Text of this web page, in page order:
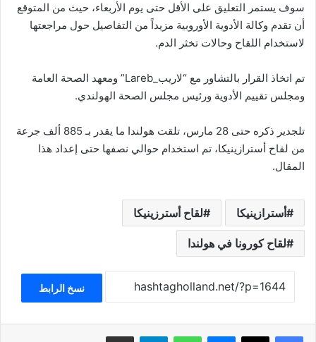
سوف يستمر التعليق على الأقل حتى يوم الأربعاء، حيث من المتوقع
أن تقدم وكالة الأدوية الأوروبية مزيداً من التفاصيل حول مراجعتها
لاستخدام اللقاح وحالات تخثر الدم.
تم اتخاذ القرار بالتشاور مع “لاريب_Lareb” ومعهد الصحة العامة
ومجلس تقييم الأدوية ورئيس مجلس الصحة الهولندي.
تلجدير ذكره حتى 28 مارس، تلقت هولندا ما يقدر بـ 885 ألف جرعة
من لقاح أسترازينيكا، تم استخدام حوالي نصفها حتى إعداد هذا
المقال.
أسترازينيكا لقاح أسترزينيكا
لقاح كورونا في هولندا
نسخ الرابط
فيسبوك ‫X ماسنجر واتساب تيلقرام مشاركة عبر البريد